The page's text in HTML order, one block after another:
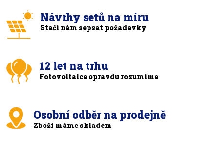
Návrhy setů na míru
Stačí nám sepsat požadavky
12 let na trhu
Fotovoltaice opravdu rozumíme
Osobní odběr na prodejně
Zboží máme skladem